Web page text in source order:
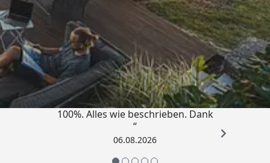
Trusted Shops
4,83/ 5
„Super schnell gelifert. Ware passt
100%. Alles wie beschrieben. Dank
“
06.08.2026